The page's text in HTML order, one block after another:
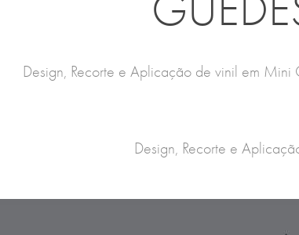
Design, Recorte e Aplicação de vinil em
Design, Recorte e